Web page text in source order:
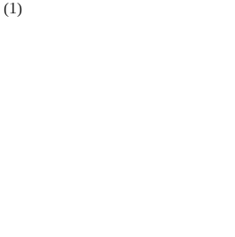
(1)